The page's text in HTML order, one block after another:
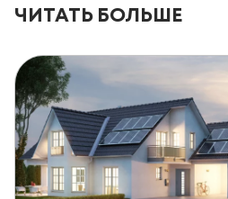
ЧИТАТЬ БОЛЬШЕ